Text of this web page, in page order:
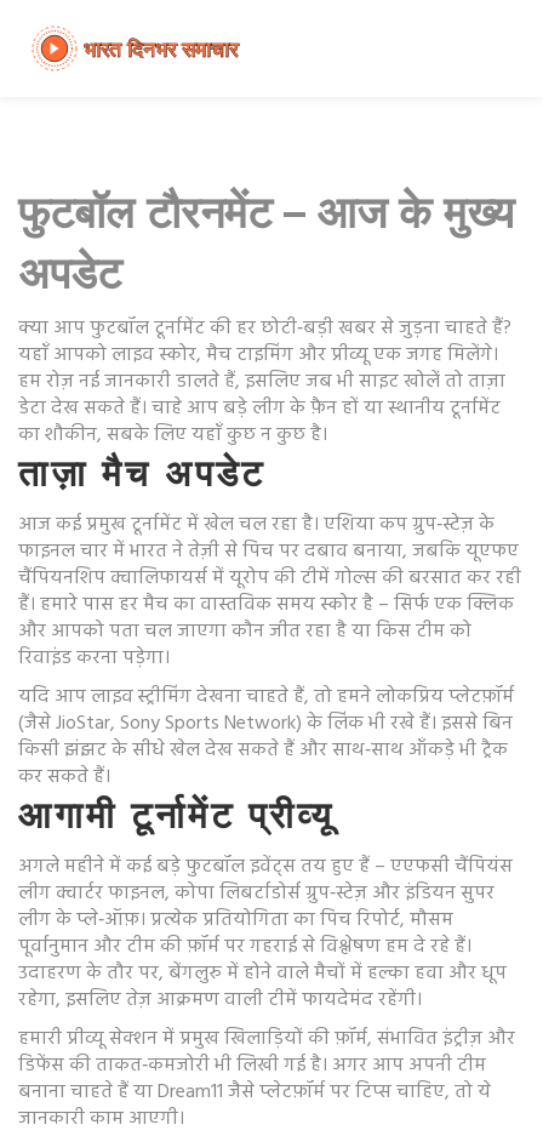
फुटबॉल टौरनमेंट – आज के मुख्य
अपडेट
क्या आप फुटबॉल टूर्नामेंट की हर छोटी‑बड़ी खबर से जुड़ना चाहते हैं?
यहाँ आपको लाइव स्कोर, मैच टाइमिंग और प्रीव्यू एक जगह मिलेंगे।
हम रोज़ नई जानकारी डालते हैं, इसलिए जब भी साइट खोलें तो ताज़ा
डेटा देख सकते हैं। चाहे आप बड़े लीग के फ़ैन हों या स्थानीय टूर्नामेंट
का शौकीन, सबके लिए यहाँ कुछ न कुछ है।
ताज़ा मैच अपडेट
आज कई प्रमुख टूर्नामेंट में खेल चल रहा है। एशिया कप ग्रुप‑स्टेज़ के
फाइनल चार में भारत ने तेज़ी से पिच पर दबाव बनाया, जबकि यूएफए
चैंपियनशिप क्वालिफायर्स में यूरोप की टीमें गोल्स की बरसात कर रही
हैं। हमारे पास हर मैच का वास्तविक समय स्कोर है – सिर्फ एक क्लिक
और आपको पता चल जाएगा कौन जीत रहा है या किस टीम को
रिवाइंड करना पड़ेगा।
यदि आप लाइव स्ट्रीमिंग देखना चाहते हैं, तो हमने लोकप्रिय प्लेटफ़ॉर्म
(जैसे JioStar, Sony Sports Network) के लिंक भी रखे हैं। इससे बिन
किसी झंझट के सीधे खेल देख सकते हैं और साथ‑साथ आँकड़े भी ट्रैक
कर सकते हैं।
आगामी टूर्नामेंट प्रीव्यू
अगले महीने में कई बड़े फुटबॉल इवेंट्स तय हुए हैं – एएफसी चैंपियंस
लीग क्वार्टर फाइनल, कोपा लिबर्टाडोर्स ग्रुप‑स्टेज़ और इंडियन सुपर
लीग के प्ले‑ऑफ़। प्रत्येक प्रतियोगिता का पिच रिपोर्ट, मौसम
पूर्वानुमान और टीम की फ़ॉर्म पर गहराई से विश्लेषण हम दे रहे हैं।
उदाहरण के तौर पर, बेंगलुरु में होने वाले मैचों में हल्का हवा और धूप
रहेगा, इसलिए तेज़ आक्रमण वाली टीमें फायदेमंद रहेंगी।
हमारी प्रीव्यू सेक्शन में प्रमुख खिलाड़ियों की फ़ॉर्म, संभावित इंट्रीज़ और
डिफेंस की ताकत‑कमजोरी भी लिखी गई है। अगर आप अपनी टीम
बनाना चाहते हैं या Dream11 जैसे प्लेटफ़ॉर्म पर टिप्स चाहिए, तो ये
जानकारी काम आएगी।